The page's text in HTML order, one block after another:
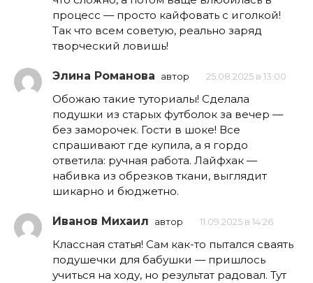
процесс — просто кайфовать с иголкой!
Так что всем советую, реально заряд
творческий ловишь!
Элина Романова автор 25.08.2025 в 13:00
Обожаю такие туториалы! Сделала
подушки из старых футболок за вечер —
без заморочек. Гости в шоке! Все
спрашивают где купила, а я гордо
ответила: ручная работа. Лайфхак —
набивка из обрезков ткани, выглядит
шикарно и бюджетно.
Иванов Михаил автор 11.09.2025 в 14:26
Классная статья! Сам как-то пытался сваять
подушечки для бабушки — пришлось
учиться на ходу, но результат радовал. Тут